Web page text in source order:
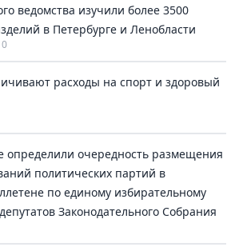
ведомства изучили более 3500
в Петербурге и Ленобласти
расходы на спорт и здоровый
определили очередность размещения
политических партий в
по единому избирательному
Законодательного Собрания